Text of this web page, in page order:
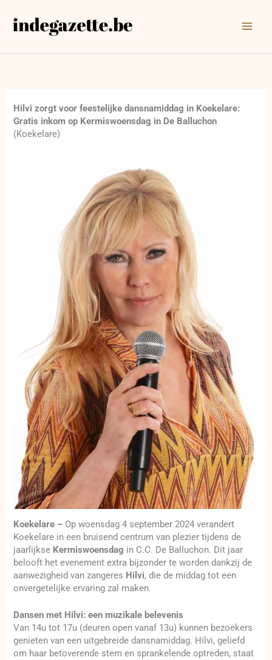
naar
Hilvi zorgt voor feestelijke dansnamiddag in Koekelare:
Gratis inkom op Kermiswoensdag in De Balluchon
(Koekelare)
Koekelare – Op woensdag 4 september 2024 verandert
Koekelare in een bruisend centrum van plezier tijdens de
jaarlijkse Kermiswoensdag in C.C. De Balluchon. Dit jaar
belooft het evenement extra bijzonder te worden dankzij de
aanwezigheid van zangeres Hilvi, die de middag tot een
onvergetelijke ervaring zal maken.
Dansen met Hilvi: een muzikale belevenis
Van 14u tot 17u (deuren open vanaf 13u) kunnen bezoekers
genieten van een uitgebreide dansnamiddag. Hilvi, geliefd
om haar betoverende stem en sprankelende optreden, staat